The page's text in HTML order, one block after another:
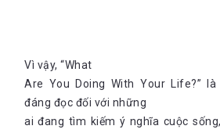
Vì vậy, “What
Are You Doing With Your Life?”
đáng đọc đối với những
ai đang tìm kiếm ý nghĩa cuộc